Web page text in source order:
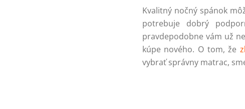
Kvalitný nočný spánok
potrebuje dobrý
pravdepodobne vám už
kúpe nového. O tom, že
vybrať správny matrac,